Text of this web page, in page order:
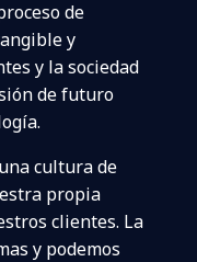
de
y
y la sociedad
de futuro
cultura de
propia
clientes. La
y podemos